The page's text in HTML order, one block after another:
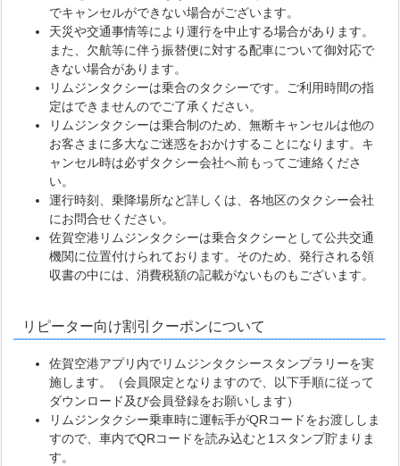
でキャンセルができない場合がございます。
天災や交通事情等により運行を中止する場合があります。
また、欠航等に伴う振替便に対する配車について御対応で
きない場合があります。
リムジンタクシーは乗合のタクシーです。ご利用時間の指
定はできませんのでご了承ください。
リムジンタクシーは乗合制のため、無断キャンセルは他の
お客さまに多大なご迷惑をおかけすることになります。キ
ャンセル時は必ずタクシー会社へ前もってご連絡くださ
い。
運行時刻、乗降場所など詳しくは、各地区のタクシー会社
にお問合せください。
佐賀空港リムジンタクシーは乗合タクシーとして公共交通
機関に位置付けられております。そのため、発行される領
収書の中には、消費税額の記載がないものもございます。
リピーター向け割引クーポンについて
佐賀空港アプリ内でリムジンタクシースタンプラリーを実
施します。（会員限定となりますので、以下手順に従って
ダウンロード及び会員登録をお願いします）
リムジンタクシー乗車時に運転手がQRコードをお渡ししま
すので、車内でQRコードを読み込むと1スタンプ貯まりま
す。